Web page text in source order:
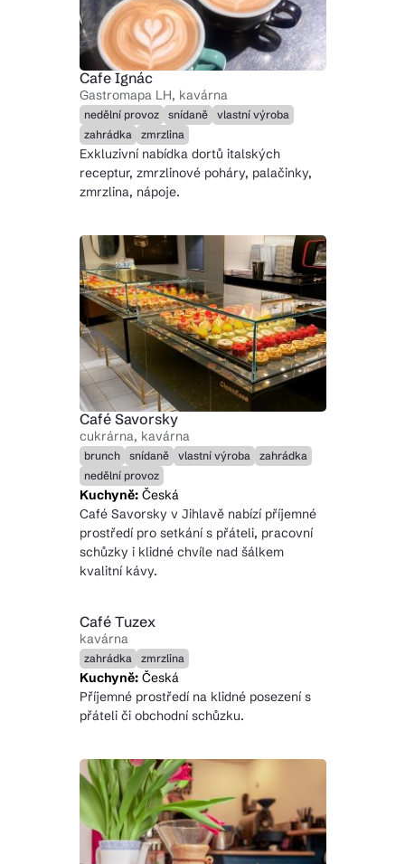
Cafe Ignác
Gastromapa LH, kavárna
nedělní provoz snídaně
vlastní výroba
zahrádka
zmrzlina
Exkluzivní nabídka dortů italských
receptur, zmrzlinové poháry, palačinky,
zmrzlina, nápoje.
Café Savorsky
cukrárna, kavárna
brunch snídaně vlastní výroba
zahrádka
nedělní provoz
Kuchyně:Česká
Café Savorsky v Jihlavě nabízí příjemné
prostředí pro setkání s přáteli, pracovní
schůzky i klidné chvíle nad šálkem
kvalitní kávy.
Café Tuzex
kavárna
zahrádka zmrzlina
Kuchyně:Česká
Příjemné prostředí na klidné posezení s
přáteli či obchodní schůzku.